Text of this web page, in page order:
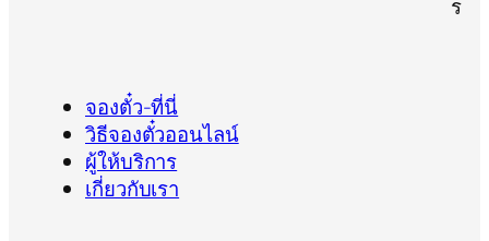
จองตั๋ว-ที่นี่
วิธีจองตั๋วออนไลน์
ผู้ให้บริการ
เกี่ยวกับเรา